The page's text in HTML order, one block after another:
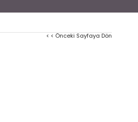
< < Önceki Sayfaya Dön